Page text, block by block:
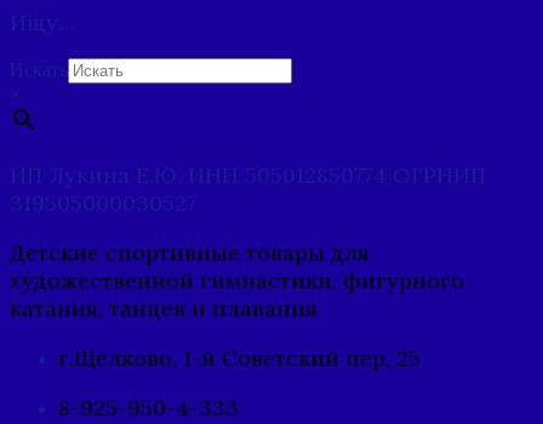
Ищу…
Искать
×
ИП Лукина Е.Ю. ИНН 505012850774 ОГРНИП
319505000030527
Детские спортивные товары для
художественной гимнастики, фигурного
катания, танцев и плавания
г.Щёлково, 1-й Советский пер, 25
8-925-950-4-333